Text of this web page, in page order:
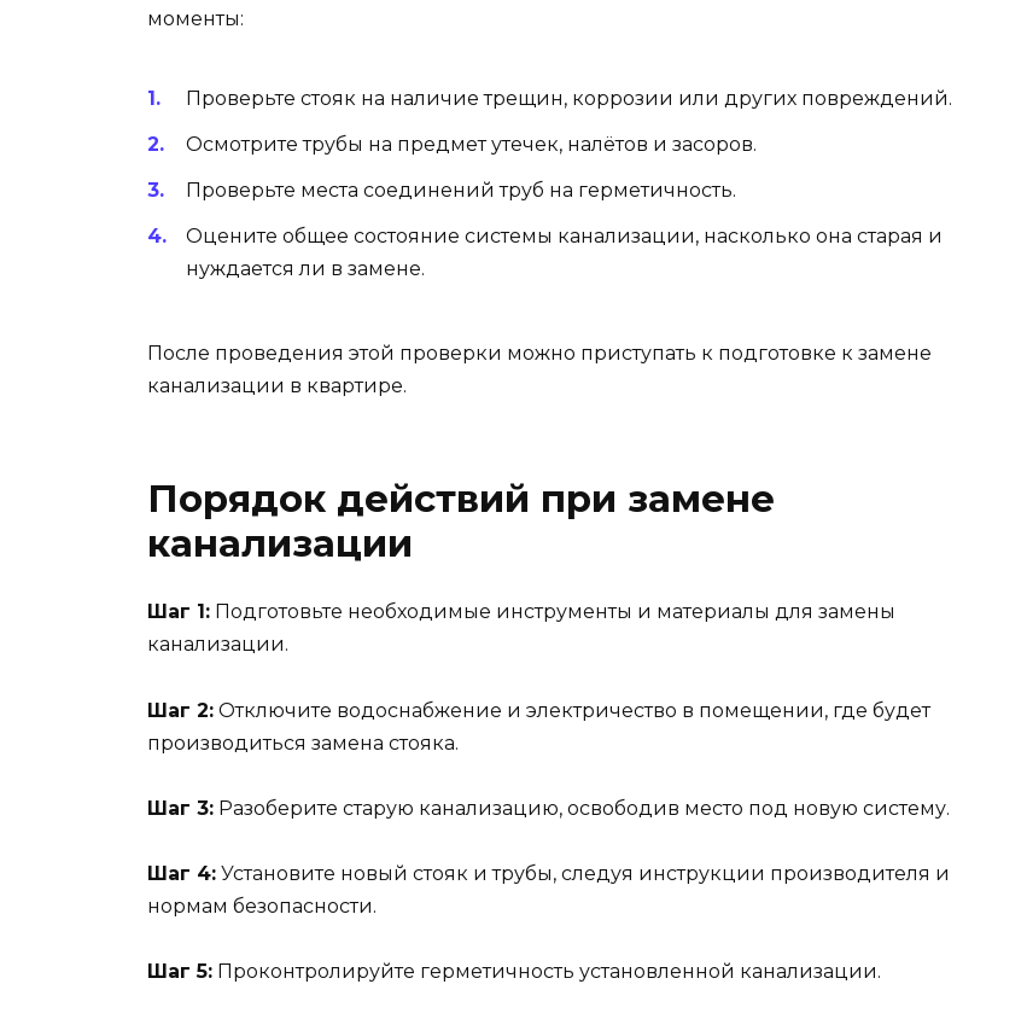
моменты:
Проверьте стояк на наличие трещин, коррозии или других повреждений.
Осмотрите трубы на предмет утечек, налётов и засоров.
Проверьте места соединений труб на герметичность.
Оцените общее состояние системы канализации, насколько она старая и
нуждается ли в замене.
После проведения этой проверки можно приступать к подготовке к замене
канализации в квартире.
Порядок действий при замене
канализации
Шаг 1: Подготовьте необходимые инструменты и материалы для замены
канализации.
Шаг 2: Отключите водоснабжение и электричество в помещении, где будет
производиться замена стояка.
Шаг 3: Разоберите старую канализацию, освободив место под новую систему.
Шаг 4: Установите новый стояк и трубы, следуя инструкции производителя и
нормам безопасности.
Шаг 5: Проконтролируйте герметичность установленной канализации.